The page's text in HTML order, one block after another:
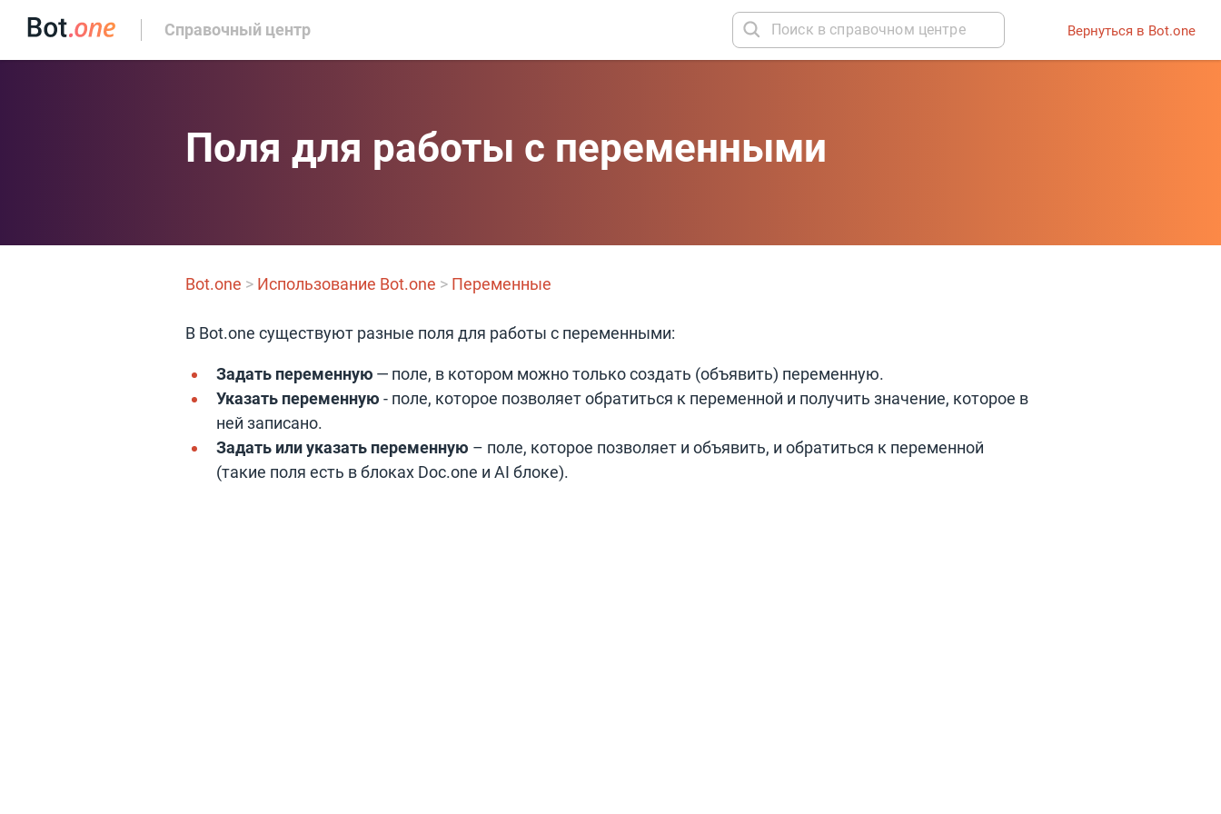
Справочный центр Вернуться в Bot.one
Поля для работы с переменными
Bot.one > Использование Bot.one > Переменные
В Bot.one существуют разные поля для работы с переменными:
Задать переменную — поле, в котором можно только создать (объявить) переменную.
Указать переменную - поле, которое позволяет обратиться к переменной и получить значение, которое в
ней записано.
Задать или указать переменную – поле, которое позволяет и объявить, и обратиться к переменной
(такие поля есть в блоках Doc.one и AI блоке).